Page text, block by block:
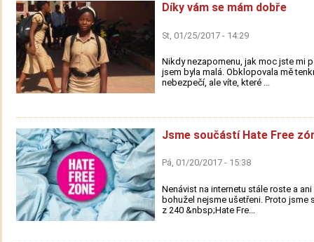
Díky vám se mám dobře
St, 01/25/2017 - 14:29
Nikdy nezapomenu, jak moc jste mi
jsem byla malá. Obklopovala mě
nebezpečí, ale víte, které ...
Jsme součástí Hate Free
Pá, 01/20/2017 - 15:38
Nenávist na internetu stále roste a
bohužel nejsme ušetřeni. Proto jsme
z 240 &nbsp;Hate Fre...